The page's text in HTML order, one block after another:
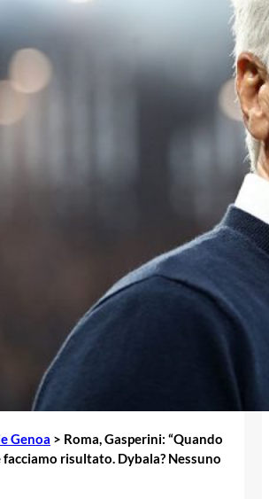
Genoa > Roma, Gasperini: “Quando
risultato. Dybala? Nessuno